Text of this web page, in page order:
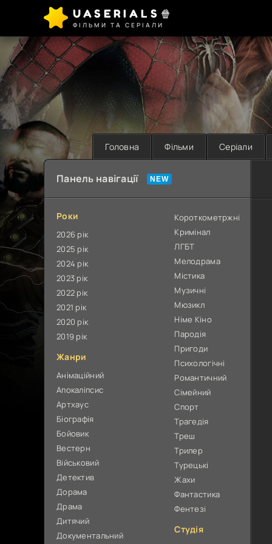
UASERIALS🍿
ФІЛЬМИ ТА СЕРІАЛИ
Головна Фільми Серіали
Панель навігації
Роки
2026 рік
2025 рік
2024 рік
2023 рік
2022 рік
2021 рік
2020 рік
2019 рік
Жанри
Анімаційний
Апокаліпсис
Артхаус
Біографія
Бойовик
Вестерн
Військовий
Детектив
Дорама
Драма
Дитячий
Документальний
Короткометржні
Кримінал
ЛГБТ
Мелодрама
Містика
Музичні
Мюзикл
Німе Кіно
Пародія
Пригоди
Психологічні
Романтичний
Сімейний
Спорт
Трагедія
Треш
Трилер
Турецькі
Жахи
Фантастика
Фентезі
Студія